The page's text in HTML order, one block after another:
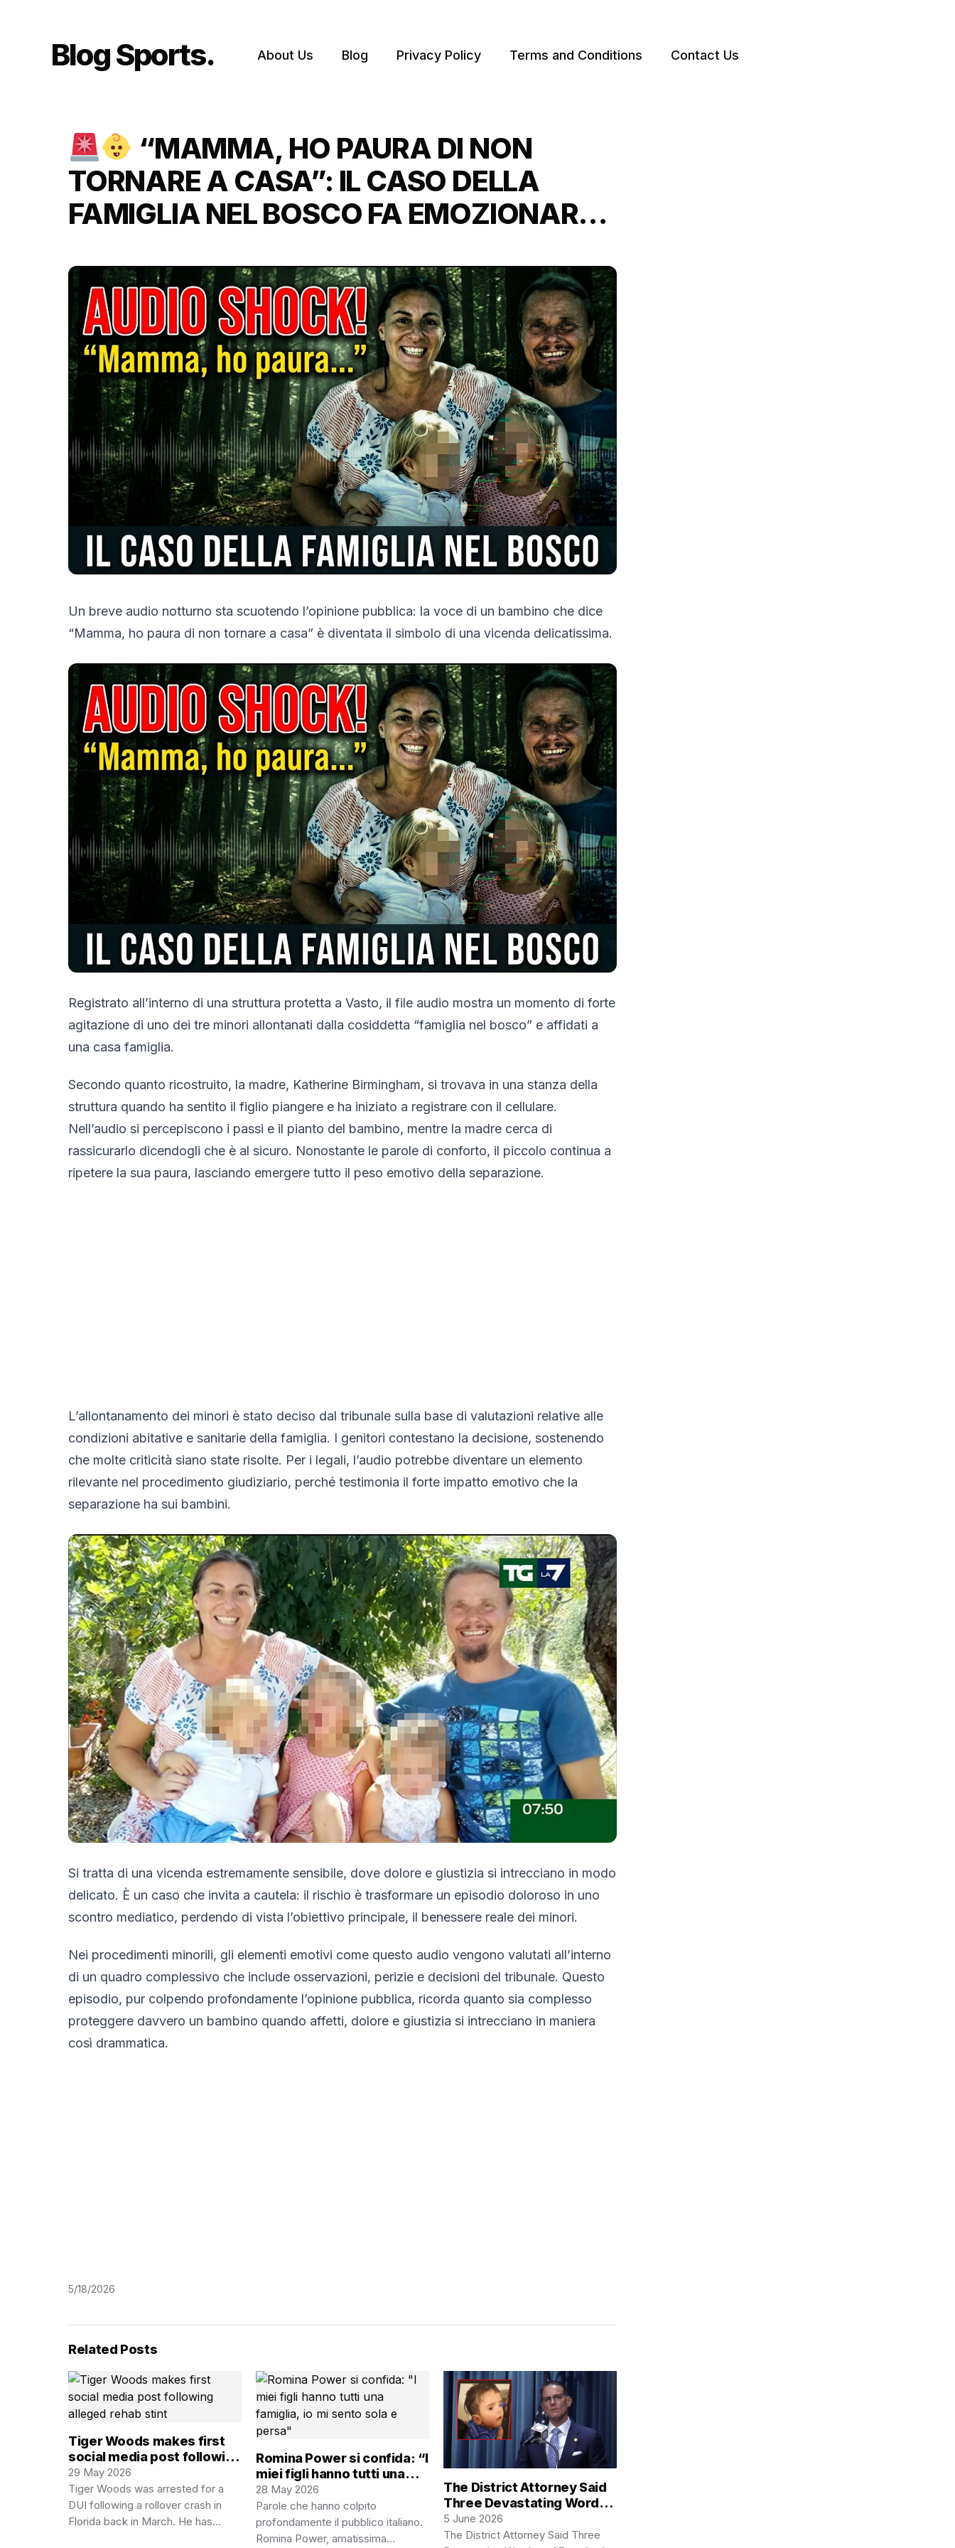
Blog Sports About Us Blog Privacy Policy Terms and Conditions Contact Us
“MAMMA, HO PAURA DI NON
TORNARE A CASA”: IL CASO DELLA
FAMIGLIA NEL BOSCO FA EMOZIONARE
Un breve audio notturno sta scuotendo l’opinione pubblica: la voce di un bambino che dice
“Mamma, ho paura di non tornare a casa” è diventata il simbolo di una vicenda delicatissima.
Registrato all’interno di una struttura protetta a Vasto, il file audio mostra un momento di forte
agitazione di uno dei tre minori allontanati dalla cosiddetta “famiglia nel bosco” e affidati a
una casa famiglia.
Secondo quanto ricostruito, la madre, Katherine Birmingham, si trovava in una stanza della
struttura quando ha sentito il figlio piangere e ha iniziato a registrare con il cellulare.
Nell’audio si percepiscono i passi e il pianto del bambino, mentre la madre cerca di
rassicurarlo dicendogli che è al sicuro. Nonostante le parole di conforto, il piccolo continua a
ripetere la sua paura, lasciando emergere tutto il peso emotivo della separazione.
L’allontanamento dei minori è stato deciso dal tribunale sulla base di valutazioni relative alle
condizioni abitative e sanitarie della famiglia. I genitori contestano la decisione, sostenendo
che molte criticità siano state risolte. Per i legali, l’audio potrebbe diventare un elemento
rilevante nel procedimento giudiziario, perché testimonia il forte impatto emotivo che la
separazione ha sui bambini.
Si tratta di una vicenda estremamente sensibile, dove dolore e giustizia si intrecciano in modo
delicato. È un caso che invita a cautela: il rischio è trasformare un episodio doloroso in uno
scontro mediatico, perdendo di vista l’obiettivo principale, il benessere reale dei minori.
Nei procedimenti minorili, gli elementi emotivi come questo audio vengono valutati all’interno
di un quadro complessivo che include osservazioni, perizie e decisioni del tribunale. Questo
episodio, pur colpendo profondamente l’opinione pubblica, ricorda quanto sia complesso
proteggere davvero un bambino quando affetti, dolore e giustizia si intrecciano in maniera
così drammatica.
5/18/2026
Related Posts
Tiger Woods makes first
social media post following
alleged rehab stint
29 May 2026
Tiger Woods was arrested for a
DUI following a rollover crash in
Florida back in March. He has
Romina Power si confida: “I
miei figli hanno tutti una
famiglia, io mi sento sola e
persa”
28 May 2026
Parole che hanno colpito
profondamente il pubblico italiano.
Romina Power, amatissima
The District Attorney Said
Three Devastating Words
— “Everybody Failed This
Baby”
5 June 2026
The District Attorney Said Three